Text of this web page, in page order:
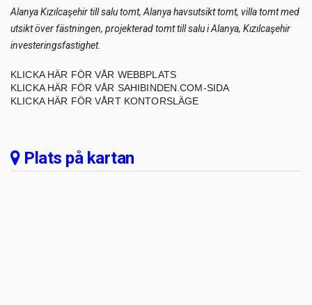
Alanya Kızılcaşehir till salu tomt, Alanya havsutsikt tomt, villa tomt med
utsikt över fästningen, projekterad tomt till salu i Alanya, Kızılcaşehir
investeringsfastighet.
KLICKA HÄR FÖR VÅR WEBBPLATS
KLICKA HÄR FÖR VÅR SAHIBINDEN.COM-SIDA
KLICKA HÄR FÖR VÅRT KONTORSLÄGE
Plats på kartan